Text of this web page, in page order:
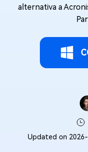
alternativa a
Updated on